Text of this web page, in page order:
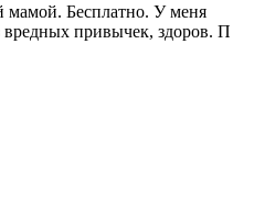
мамой. Бесплатно. У меня
вредных привычек, здоров. П